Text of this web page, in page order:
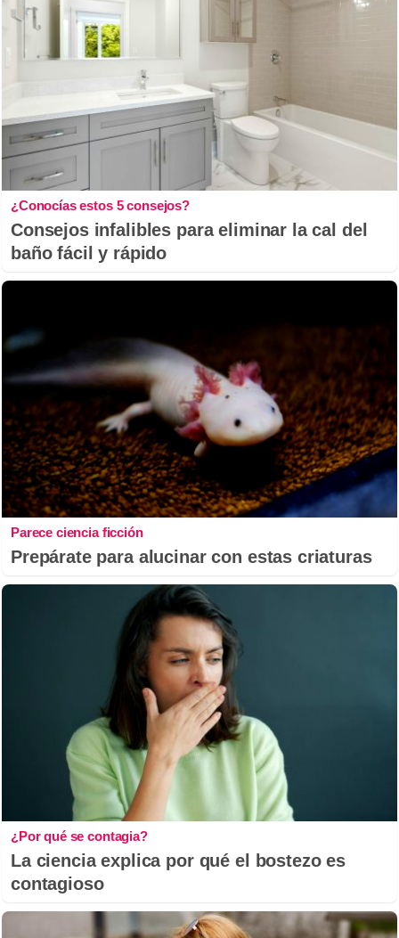
¿Conocías estos 5 consejos?
Consejos infalibles para eliminar la cal del
baño fácil y rápido
Parece ciencia ficción
Prepárate para alucinar con estas criaturas
¿Por qué se contagia?
La ciencia explica por qué el bostezo es
contagioso